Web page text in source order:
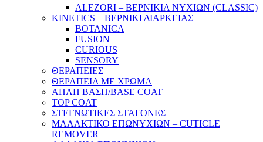
ALEZORI – ΒΕΡΝΙΚΙΑ ΝΥΧΙΩΝ (CLASSIC)
KINETICS – ΒΕΡΝΙΚΙ ΔΙΑΡΚΕΙΑΣ
BOTANICA
FUSION
CURIOUS
SENSORY
ΘΕΡΑΠΕΙΕΣ
ΘΕΡΑΠΕΙΑ ΜΕ ΧΡΩΜΑ
ΑΠΛΗ ΒΑΣΗ/BASE COAT
TOP COAT
ΣΤΕΓΝΩΤΙΚΕΣ ΣΤΑΓΟΝΕΣ
ΜΑΛΑΚΤΙΚΟ ΕΠΩΝΥΧΙΩΝ – CUTICLE
REMOVER